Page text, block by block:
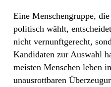
Eine Menschengruppe,
politisch wählt,
nicht vernunftgerecht,
Kandidaten zur Auswahl
meisten Menschen leben
unausrottbaren